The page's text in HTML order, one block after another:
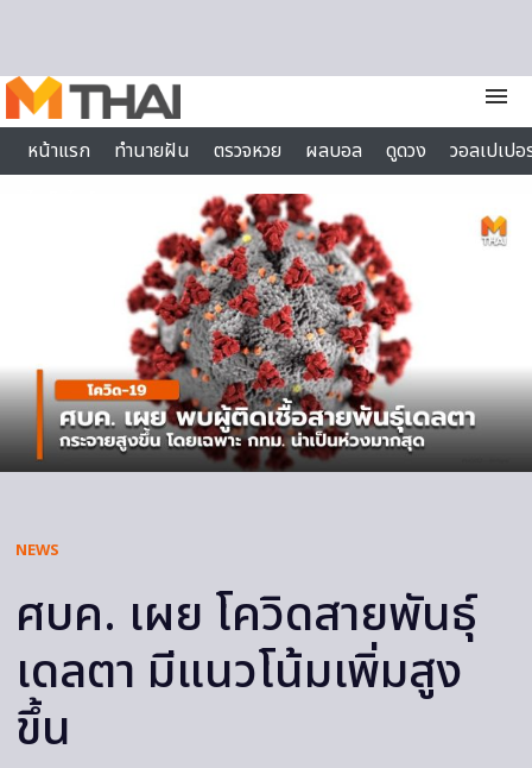
menu
หน้าแรก
ทำนายฝัน ตรวจหวย ผลบอล ดูดวง
วอลเปเป
NEWS
ศบค. เผย โควิดสายพันธุ์
เดลตา มีแนวโน้มเพิ่มสูง
ขึ้น